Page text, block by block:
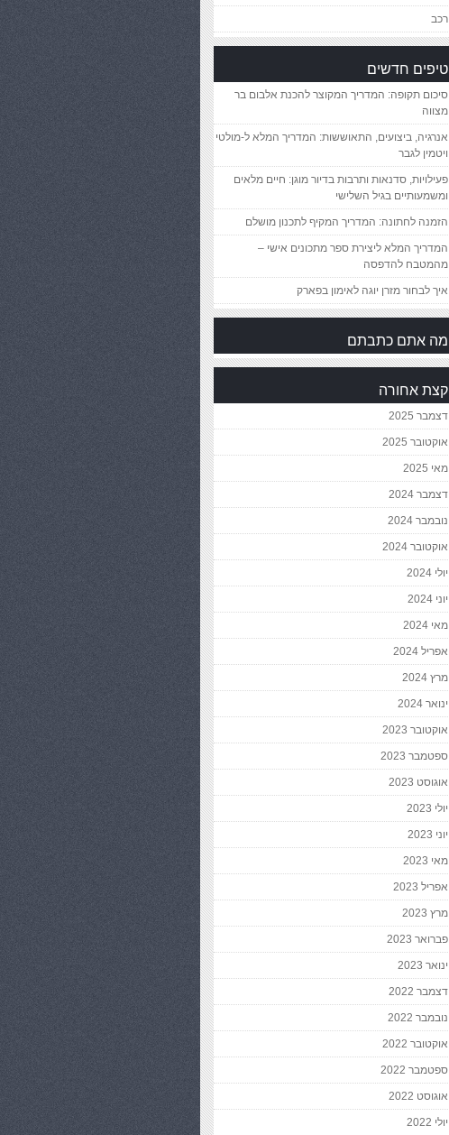
רכב
טיפים חדשים
סיכום תקופה: המדריך המקוצר להכנת אלבום בר
מצווה
אנרגיה, ביצועים, התאוששות: המדריך המלא ל-מולטי
ויטמין לגבר
פעילויות, סדנאות ותרבות בדיור מוגן: חיים מלאים
ומשמעותיים בגיל השלישי
הזמנה לחתונה: המדריך המקיף לתכנון מושלם
המדריך המלא ליצירת ספר מתכונים אישי –
מהמטבח להדפסה
איך לבחור מזרן יוגה לאימון בפארק
מה אתם כתבתם
קצת אחורה
דצמבר 2025
אוקטובר 2025
מאי 2025
דצמבר 2024
נובמבר 2024
אוקטובר 2024
יולי 2024
יוני 2024
מאי 2024
אפריל 2024
מרץ 2024
ינואר 2024
אוקטובר 2023
ספטמבר 2023
אוגוסט 2023
יולי 2023
יוני 2023
מאי 2023
אפריל 2023
מרץ 2023
פברואר 2023
ינואר 2023
דצמבר 2022
נובמבר 2022
אוקטובר 2022
ספטמבר 2022
אוגוסט 2022
יולי 2022